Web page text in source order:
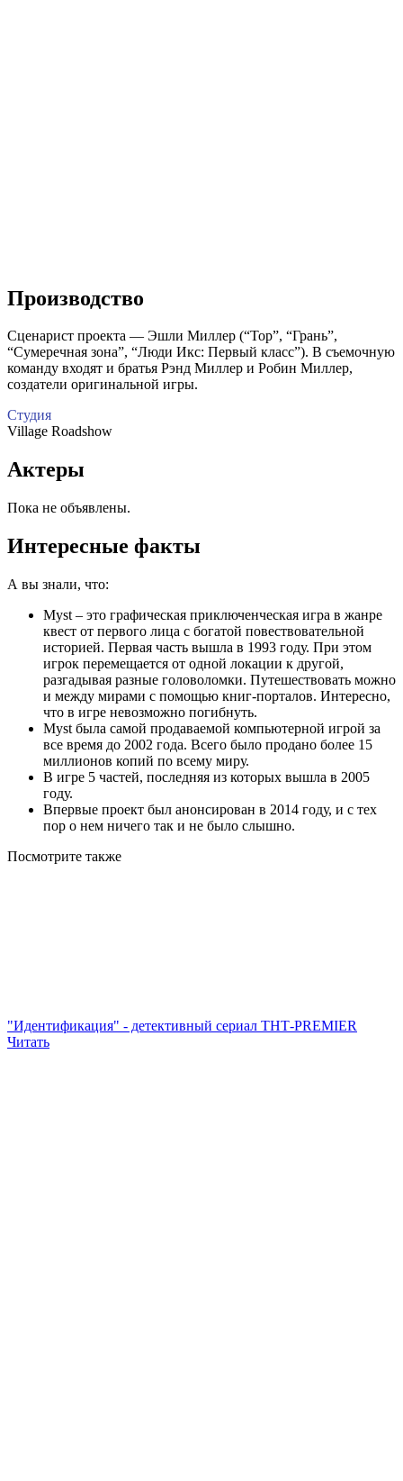
Производство
Сценарист проекта — Эшли Миллер (“Тор”, “Грань”,
“Сумеречная зона”, “Люди Икс: Первый класс”). В съемочную
команду входят и братья Рэнд Миллер и Робин Миллер,
создатели оригинальной игры.
Студия
Village Roadshow
Актеры
Пока не объявлены.
Интересные факты
А вы знали, что:
Myst – это графическая приключенческая игра в жанре
квест от первого лица с богатой повествовательной
историей. Первая часть вышла в 1993 году. При этом
игрок перемещается от одной локации к другой,
разгадывая разные головоломки. Путешествовать можно
и между мирами с помощью книг-порталов. Интересно,
что в игре невозможно погибнуть.
Myst была самой продаваемой компьютерной игрой за
все время до 2002 года. Всего было продано более 15
миллионов копий по всему миру.
В игре 5 частей, последняя из которых вышла в 2005
году.
Впервые проект был анонсирован в 2014 году, и с тех
пор о нем ничего так и не было слышно.
Посмотрите также
"Идентификация" - детективный сериал ТНТ-PREMIER
Читать